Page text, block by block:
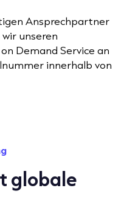
Ansprechpartner
unseren
Demand Service an
innerhalb von
globale